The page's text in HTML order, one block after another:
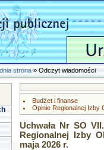
strona» Odczyt wiadomości
Budżet i finanse
Opinie Regionalnej Izby
Uchwała Nr SO
Regionalnej Izby
maja 2026 r.